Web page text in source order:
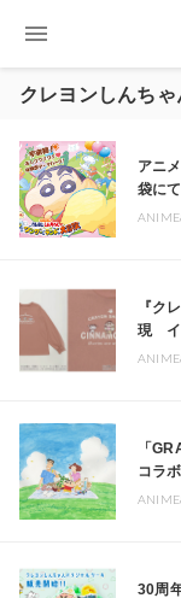
menu
クレヨンしんちゃ
アニ
袋に
『ク
現 イ
「
コラ
30周